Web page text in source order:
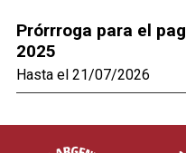
Prórrroga para el
2025
Hasta el 21/07/2026